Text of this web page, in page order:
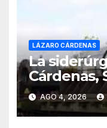
LÁZARO CÁRDENAS
La
Cárdenas,
Recursos
de Miseria
AGO 4, 2026